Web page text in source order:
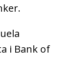
i Bank of